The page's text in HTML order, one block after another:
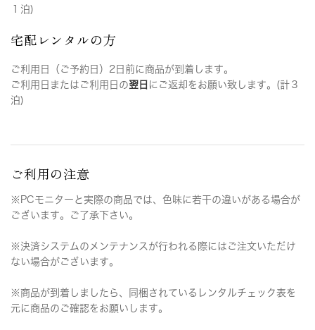
１泊)
宅配レンタルの方
ご利用日（ご予約日）2日前に商品が到着します。
ご利用日またはご利用日の翌日 にご返却をお願い致します。(計３
泊)
ご利用の注意
※PCモニターと実際の商品では、色味に若干の違いがある場合が
ございます。ご了承下さい。
※決済システムのメンテナンスが行われる際にはご注文いただけ
ない場合がございます。
※商品が到着しましたら、同梱されているレンタルチェック表を
元に商品のご確認をお願いします。